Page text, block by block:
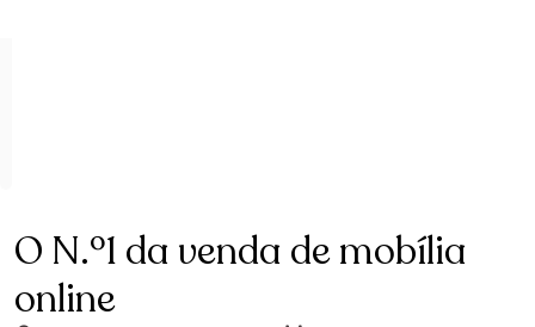
O N.º1 da venda de mobília
online